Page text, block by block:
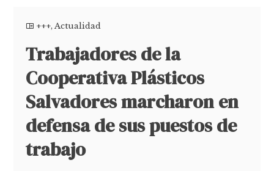
+++,Actualidad
Trabajadores de la
Cooperativa Plásticos
Salvadores marcharon en
defensa de sus puestos de
trabajo